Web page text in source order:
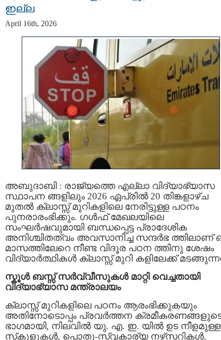
ഇല്ല
April 16th, 2026
അബുദാബി : രാജ്യത്തെ എല്ലാ വിദ്യാഭ്യാസ
സ്ഥാപന ങ്ങളിലും 2026 ഏപ്രിൽ 20 തിങ്കളാഴ്ച
മുതൽ ക്ലാസ്സ് മുറികളിലെ നേരിട്ടുള്ള പഠനം
പുനരാരംഭിക്കും. ഗൾഫ് മേഖലയിലെ
സംഘർഷവുമായി ബന്ധപ്പെട്ട പ്രാദേശിക
അനിശ്ചിതത്വം അവസാനിച്ച സന്ദർഭ ത്തിലാണ്
മാസത്തിലേറെ നീണ്ട വിദൂര പഠന ത്തിനു ശേഷം
വിദ്യാർത്ഥികൾ ക്ലാസ്സ് മുറി കളിലേക്ക്
സ്കൂൾ ബസ്സ് സർവ്വീസുകൾ മാറ്റി വെച്ചതായി
വിദ്യാഭ്യാസ മന്ത്രാലയം
ക്ലാസ്സ് മുറികളിലെ പഠനം ആരംഭിക്കുകയും
അതിനോടൊപ്പം പ്രവർത്തന
ഭാഗമായി, നിലവിൽ യു. എ. ഇ. യിൽ ഉട നീളമുള്ള
സ്‌കൂളുകൾ, പൊതു-സ്വകാര്യ നഴ്‌സറികൾ,